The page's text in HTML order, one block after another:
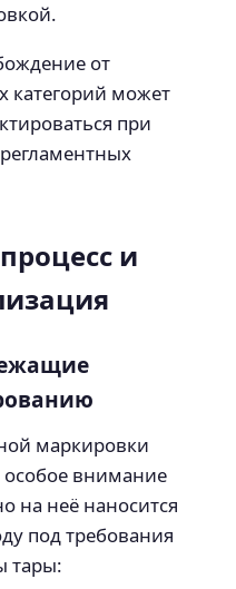
от
категорий может
при
и
маркировки
внимание
на неё наносится
под требования
тары: